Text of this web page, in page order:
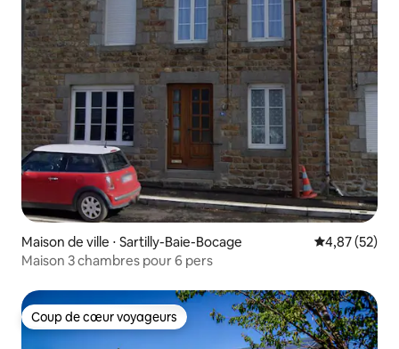
Maison de ville ⋅ Sartilly-Baie-Bocage Évaluation
4,87 (52)
Maison 3 chambres pour 6 pers
Coup de cœur voyageurs
Coup de cœur voyageurs